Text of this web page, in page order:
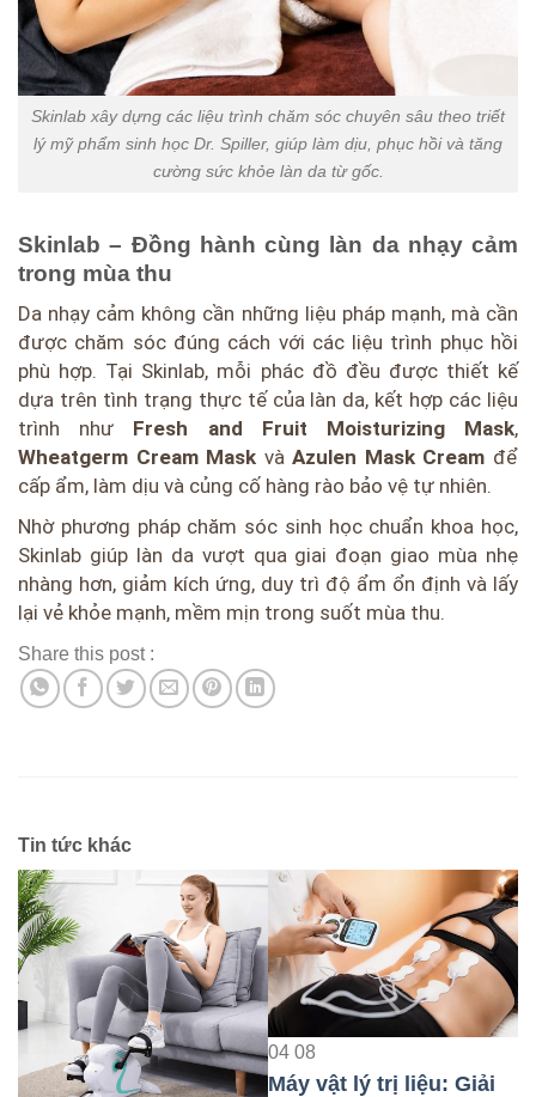
Skinlab xây dựng các liệu trình chăm sóc chuyên sâu theo triết
lý mỹ phẩm sinh học Dr. Spiller, giúp làm dịu, phục hồi và tăng
cường sức khỏe làn da từ gốc.
Skinlab – Đồng hành cùng làn da nhạy cảm
trong mùa thu
Da nhạy cảm không cần những liệu pháp mạnh, mà cần
được chăm sóc đúng cách với các liệu trình phục hồi
phù hợp. Tại Skinlab, mỗi phác đồ đều được thiết kế
dựa trên tình trạng thực tế của làn da, kết hợp các liệu
trình như Fresh and Fruit Moisturizing Mask,
Wheatgerm Cream Mask vàAzulen Mask Cream để
cấp ẩm, làm dịu và củng cố hàng rào bảo vệ tự nhiên.
Nhờ phương pháp chăm sóc sinh học chuẩn khoa học,
Skinlab giúp làn da vượt qua giai đoạn giao mùa nhẹ
nhàng hơn, giảm kích ứng, duy trì độ ẩm ổn định và lấy
lại vẻ khỏe mạnh, mềm mịn trong suốt mùa thu.
Share this post :
Tin tức khác
04 08
Máy vật lý trị liệu: Giải